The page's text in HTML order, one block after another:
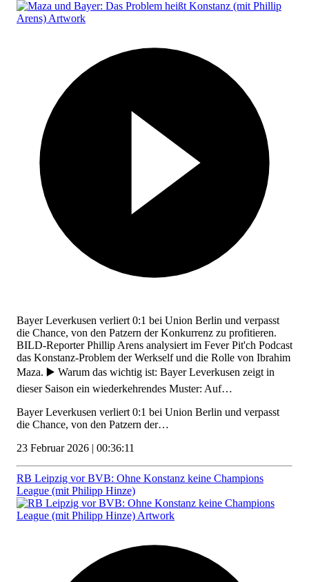
Bayer Leverkusen verliert 0:1 bei Union Berlin und verpasst
die Chance, von den Patzern der Konkurrenz zu profitieren.
BILD-Reporter Phillip Arens analysiert im Fever Pit'ch Podcast
das Konstanz-Problem der Werkself und die Rolle von Ibrahim
Maza. ▶️ Warum das wichtig ist: Bayer Leverkusen zeigt in
dieser Saison ein wiederkehrendes Muster: Auf…
Bayer Leverkusen verliert 0:1 bei Union Berlin und verpasst
die Chance, von den Patzern der…
23 Februar 2026 | 00:36:11
RB Leipzig vor BVB: Ohne Konstanz keine Champions
League (mit Philipp Hinze)